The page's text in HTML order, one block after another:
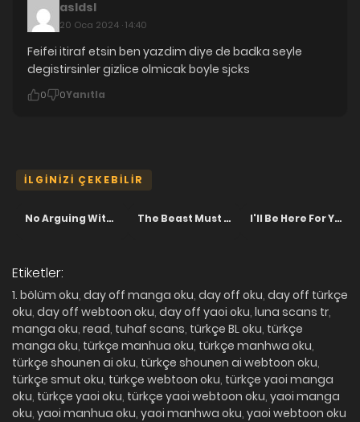
asldsl
20 Oca 2024 · 14:40
Feifei itiraf etsin ben yazdim diye de badka seyle
degistirsinler gizlice olmicak boyle sjcks
0 0Yanıtla
İLGINIZI ÇEKEBILIR
No Arguing With Mr. Mo The Beast Must Die I'll Be Here For You
Etiketler:
1. bölüm oku, day off manga oku, day off oku, day off türkçe
oku, day off webtoon oku, day off yaoi oku, luna scans tr,
manga oku, read, tuhaf scans, türkçe BL oku, türkçe
manga oku, türkçe manhua oku, türkçe manhwa oku,
türkçe shounen ai oku, türkçe shounen ai webtoon oku,
türkçe smut oku, türkçe webtoon oku, türkçe yaoi manga
oku, türkçe yaoi oku, türkçe yaoi webtoon oku, yaoi manga
oku, yaoi manhua oku, yaoi manhwa oku, yaoi webtoon oku